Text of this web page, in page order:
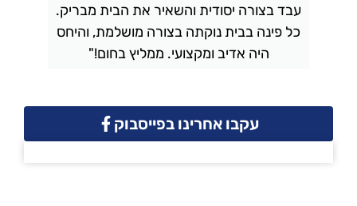
עבד בצורה יסודית והשאיר את הבית מבריק.
כל פינה בבית נוקתה בצורה מושלמת, והיחס
היה אדיב ומקצועי. ממליץ בחום!"
עקבו אחרינו בפייסבוק